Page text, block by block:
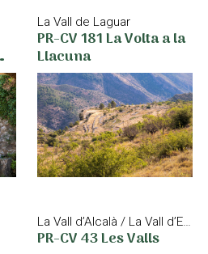
La Vall de Laguar
PR-CV 181 La Volta a la
Llacuna
PR-CV 43 Les Valls